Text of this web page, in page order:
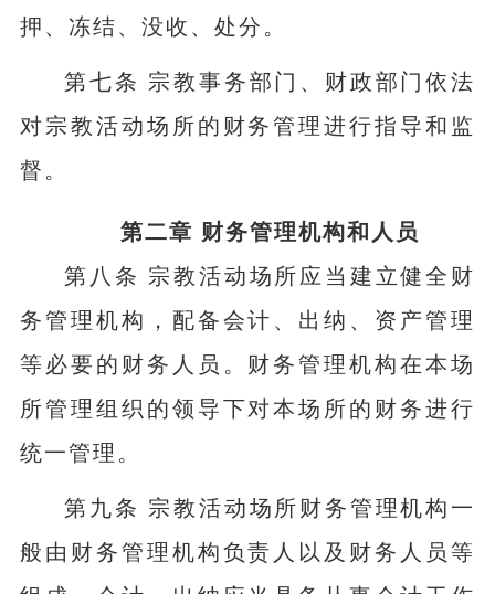
押、冻结、没收、处分。
第七条 宗教事务部门、财政部门依法
对宗教活动场所的财务管理进行指导和监
督。
第二章 财务管理机构和人员
第八条 宗教活动场所应当建立健全财
务管理机构，配备会计、出纳、资产管理
等必要的财务人员。财务管理机构在本场
所管理组织的领导下对本场所的财务进行
统一管理。
第九条 宗教活动场所财务管理机构一
般由财务管理机构负责人以及财务人员等